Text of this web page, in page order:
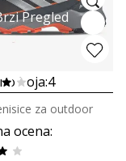
Pregled
boja:4
ocena:
za outdoor